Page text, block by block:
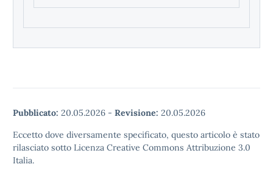
Pubblicato: 20.05.2026 - Revisione: 20.05.2026
Eccetto dove diversamente specificato, questo articolo è stato
rilasciato sotto Licenza Creative Commons Attribuzione 3.0
Italia.